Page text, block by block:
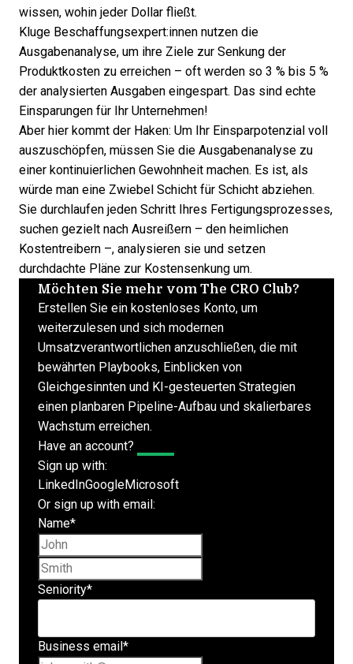
wissen, wohin jeder Dollar fließt.
Kluge Beschaffungsexpert:innen nutzen die
Ausgabenanalyse, um ihre Ziele zur Senkung der
Produktkosten zu erreichen – oft werden so 3 % bis 5 %
der analysierten Ausgaben eingespart. Das sind echte
Einsparungen für Ihr Unternehmen!
Aber hier kommt der Haken: Um Ihr Einsparpotenzial voll
auszuschöpfen, müssen Sie die Ausgabenanalyse zu
einer kontinuierlichen Gewohnheit machen. Es ist, als
würde man eine Zwiebel Schicht für Schicht abziehen.
Sie durchlaufen jeden Schritt Ihres Fertigungsprozesses,
suchen gezielt nach Ausreißern – den heimlichen
Kostentreibern –, analysieren sie und setzen
durchdachte Pläne zur Kostensenkung um.
Möchten Sie mehr vom The CRO Club?
Erstellen Sie ein kostenloses Konto, um
weiterzulesen und sich modernen
Umsatzverantwortlichen anzuschließen, die mit
bewährten Playbooks, Einblicken von
Gleichgesinnten und KI-gesteuerten Strategien
einen planbaren Pipeline-Aufbau und skalierbares
Wachstum erreichen.
Have an account?
Sign up with:
LinkedInGoogleMicrosoft
Or sign up with email:
Name*
Seniority*
Business email *